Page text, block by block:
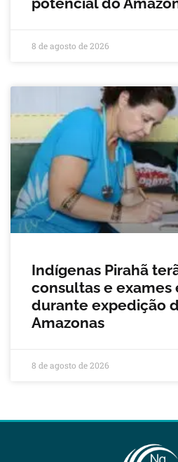
8 de agosto de 2026
Indígenas Pirahã
consultas e exames
durante expedição
Amazonas
8 de agosto de 2026